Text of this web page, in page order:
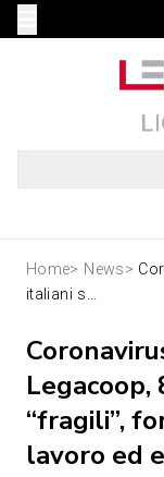
Home> News>
italiani s...
Legacoop,
“fragili”,
lavoro ed